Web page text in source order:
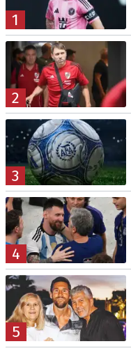
1
2
3
4
5